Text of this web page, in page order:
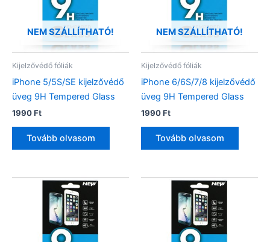
NEM SZÁLLÍTHATÓ!
Kijelzővédő fóliák
iPhone 5/5S/SE kijelzővédő
üveg 9H Tempered Glass
1990Ft
Tovább olvasom
NEM SZÁLLÍTHATÓ!
Kijelzővédő fóliák
iPhone 6/6S/7/8 kijelzővédő
üveg 9H Tempered Glass
1990Ft
Tovább olvasom